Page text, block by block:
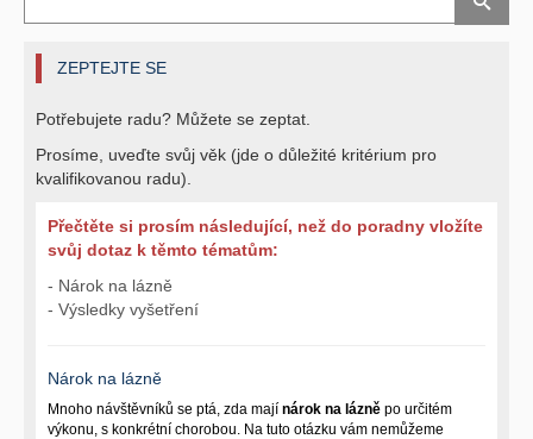
ZEPTEJTE SE
Potřebujete radu? Můžete se zeptat.
Prosíme, uveďte svůj věk (jde o důležité kritérium pro
kvalifikovanou radu).
Přečtěte si prosím následující, než do poradny vložíte
svůj dotaz k těmto tématům:
- Nárok na lázně
- Výsledky vyšetření
Nárok na lázně
Mnoho návštěvníků se ptá, zda mají nárok na lázně po určitém
výkonu, s konkrétní chorobou. Na tuto otázku vám nemůžeme